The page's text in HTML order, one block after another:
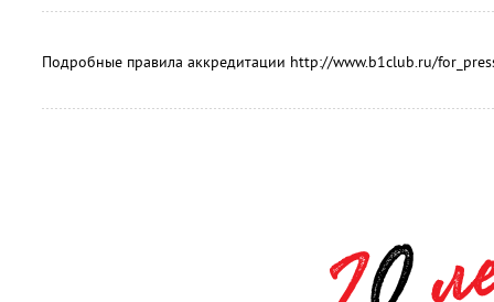
Подробные правила аккредитации http://www.b1club.ru/